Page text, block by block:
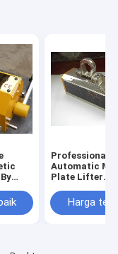
Professional
Automatic
Plate Lifter
SteelHarga